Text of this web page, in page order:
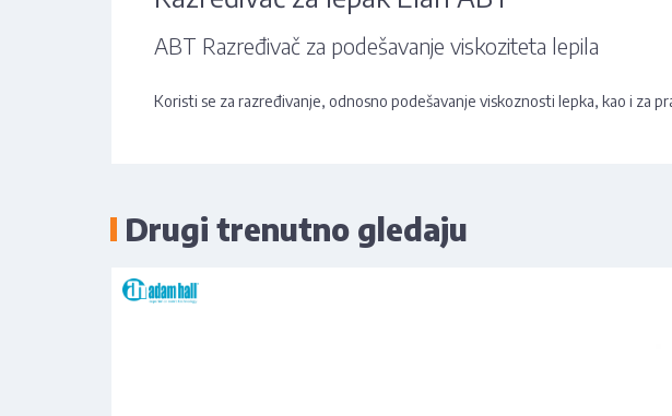
ABT Razređivač za podešavanje viskoziteta lepila
Koristi se za razređivanje, odnosno podešavanje viskoznosti lepka, kao i za
Drugi trenutno gledaju